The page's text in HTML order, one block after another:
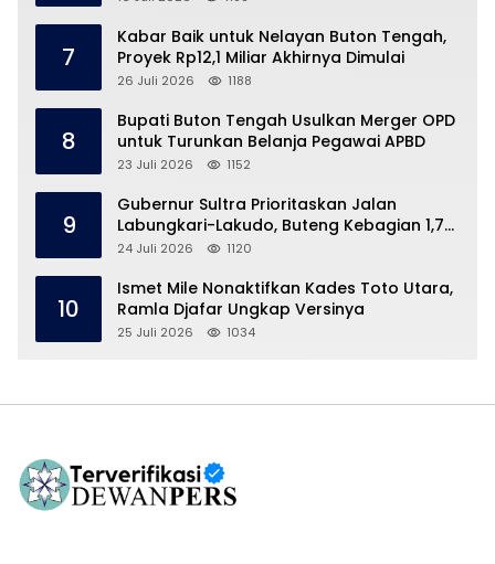
7
Kabar Baik untuk Nelayan Buton Tengah,
Proyek Rp12,1 Miliar Akhirnya Dimulai
26 Juli 2026 1188
8
Bupati Buton Tengah Usulkan Merger OPD
untuk Turunkan Belanja Pegawai APBD
23 Juli 2026 1152
9
Gubernur Sultra Prioritaskan Jalan
Labungkari-Lakudo, Buteng Kebagian 1,7
Km
24 Juli 2026 1120
10
Ismet Mile Nonaktifkan Kades Toto Utara,
Ramla Djafar Ungkap Versinya
25 Juli 2026 1034